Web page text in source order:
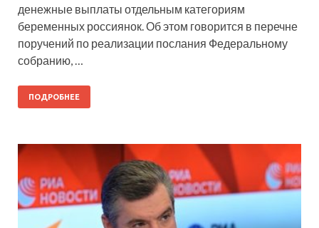
денежные выплаты отдельным категориям
беременных россиянок. Об этом говорится в перечне
поручений по реализации послания Федеральному
собранию, …
ПОДРОБНЕЕ